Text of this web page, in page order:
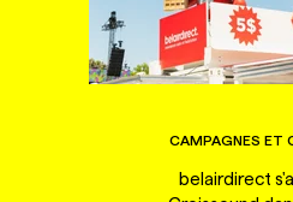
CAMPAGNES ET
belairdirect